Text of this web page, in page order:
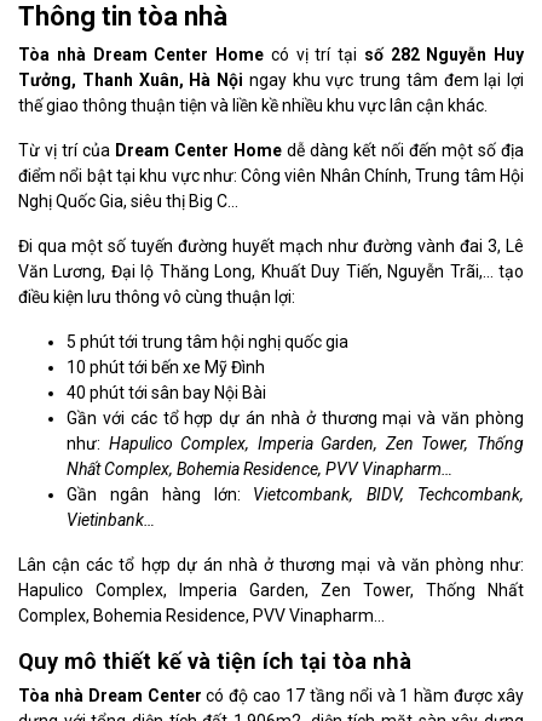
Thông tin tòa nhà
Tòa nhà Dream Center Home có vị trí tại số 282 Nguyễn Huy
Tưởng, Thanh Xuân, Hà Nội ngay khu vực trung tâm đem lại lợi
thế giao thông thuận tiện và liền kề nhiều khu vực lân cận khác.
Từ vị trí của Dream Center Home dễ dàng kết nối đến một số địa
điểm nổi bật tại khu vực như: Công viên Nhân Chính, Trung tâm Hội
Nghị Quốc Gia, siêu thị Big C…
Đi qua một số tuyến đường huyết mạch như đường vành đai 3, Lê
Văn Lương, Đại lộ Thăng Long, Khuất Duy Tiến, Nguyễn Trãi,… tạo
điều kiện lưu thông vô cùng thuận lợi:
5 phút tới trung tâm hội nghị quốc gia
10 phút tới bến xe Mỹ Đình
40 phút tới sân bay Nội Bài
Gần với các tổ hợp dự án nhà ở thương mại và văn phòng
như: Hapulico Complex, Imperia Garden, Zen Tower, Thống
Nhất Complex, Bohemia Residence, PVV Vinapharm…
Gần ngân hàng lớn: Vietcombank, BIDV, Techcombank,
Vietinbank…
Lân cận các tổ hợp dự án nhà ở thương mại và văn phòng như:
Hapulico Complex, Imperia Garden, Zen Tower, Thống Nhất
Complex, Bohemia Residence, PVV Vinapharm…
Quy mô thiết kế và tiện ích tại tòa nhà
Tòa nhà Dream Center có độ cao 17 tầng nổi và 1 hầm được xây